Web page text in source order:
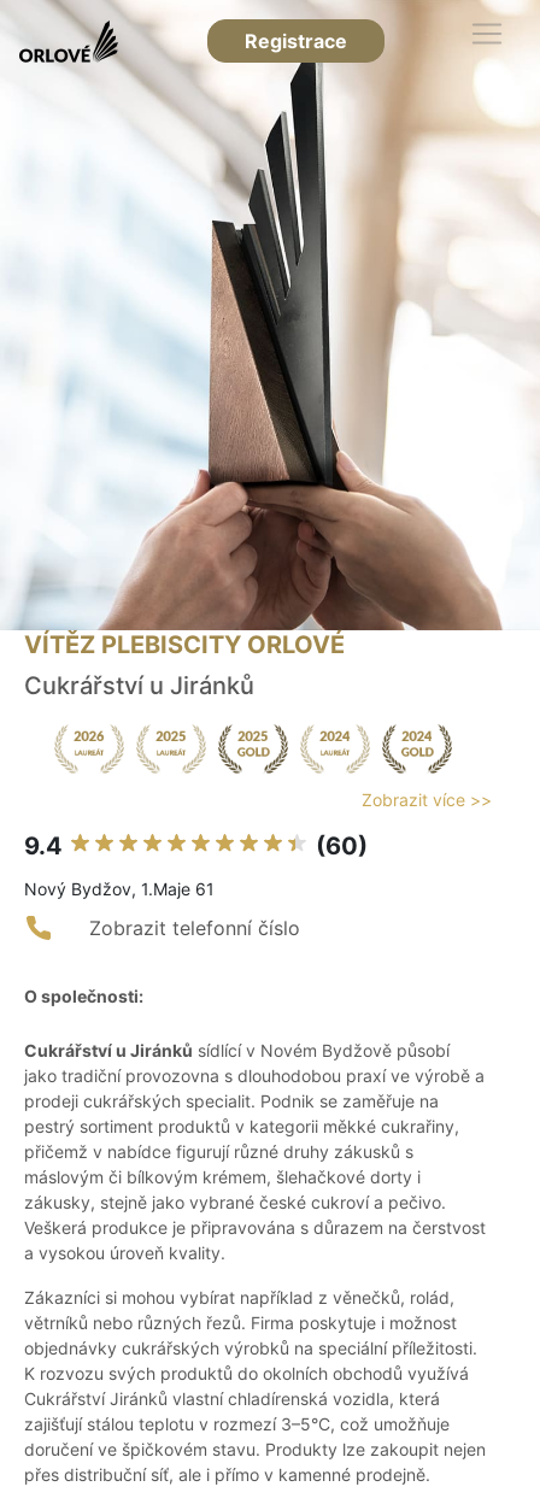
Registrace
VÍTĚZ PLEBISCITY ORLOVÉ
Cukrářství u Jiránků
Zobrazit více >>
9.4 (60)
Nový Bydžov, 1.Maje 61
Zobrazit telefonní číslo
O společnosti:
Cukrářství u Jiránků sídlící v Novém Bydžově působí
jako tradiční provozovna s dlouhodobou praxí ve výrobě a
prodeji cukrářských specialit. Podnik se zaměřuje na
pestrý sortiment produktů v kategorii měkké cukrařiny,
přičemž v nabídce figurují různé druhy zákusků s
máslovým či bílkovým krémem, šlehačkové dorty i
zákusky, stejně jako vybrané české cukroví a pečivo.
Veškerá produkce je připravována s důrazem na čerstvost
a vysokou úroveň kvality.
Zákazníci si mohou vybírat například z věnečků, rolád,
větrníků nebo různých řezů. Firma poskytuje i možnost
objednávky cukrářských výrobků na speciální příležitosti.
K rozvozu svých produktů do okolních obchodů využívá
Cukrářství Jiránků vlastní chladírenská vozidla, která
zajišťují stálou teplotu v rozmezí 3–5°C, což umožňuje
doručení ve špičkovém stavu. Produkty lze zakoupit nejen
přes distribuční síť, ale i přímo v kamenné prodejně.